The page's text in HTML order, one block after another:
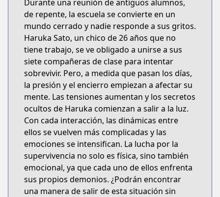
Durante una reunión de antiguos alumnos,
de repente, la escuela se convierte en un
mundo cerrado y nadie responde a sus gritos.
Haruka Sato, un chico de 26 años que no
tiene trabajo, se ve obligado a unirse a sus
siete compañeras de clase para intentar
sobrevivir. Pero, a medida que pasan los días,
la presión y el encierro empiezan a afectar su
mente. Las tensiones aumentan y los secretos
ocultos de Haruka comienzan a salir a la luz.
Con cada interacción, las dinámicas entre
ellos se vuelven más complicadas y las
emociones se intensifican. La lucha por la
supervivencia no solo es física, sino también
emocional, ya que cada uno de ellos enfrenta
sus propios demonios. ¿Podrán encontrar
una manera de salir de esta situación sin